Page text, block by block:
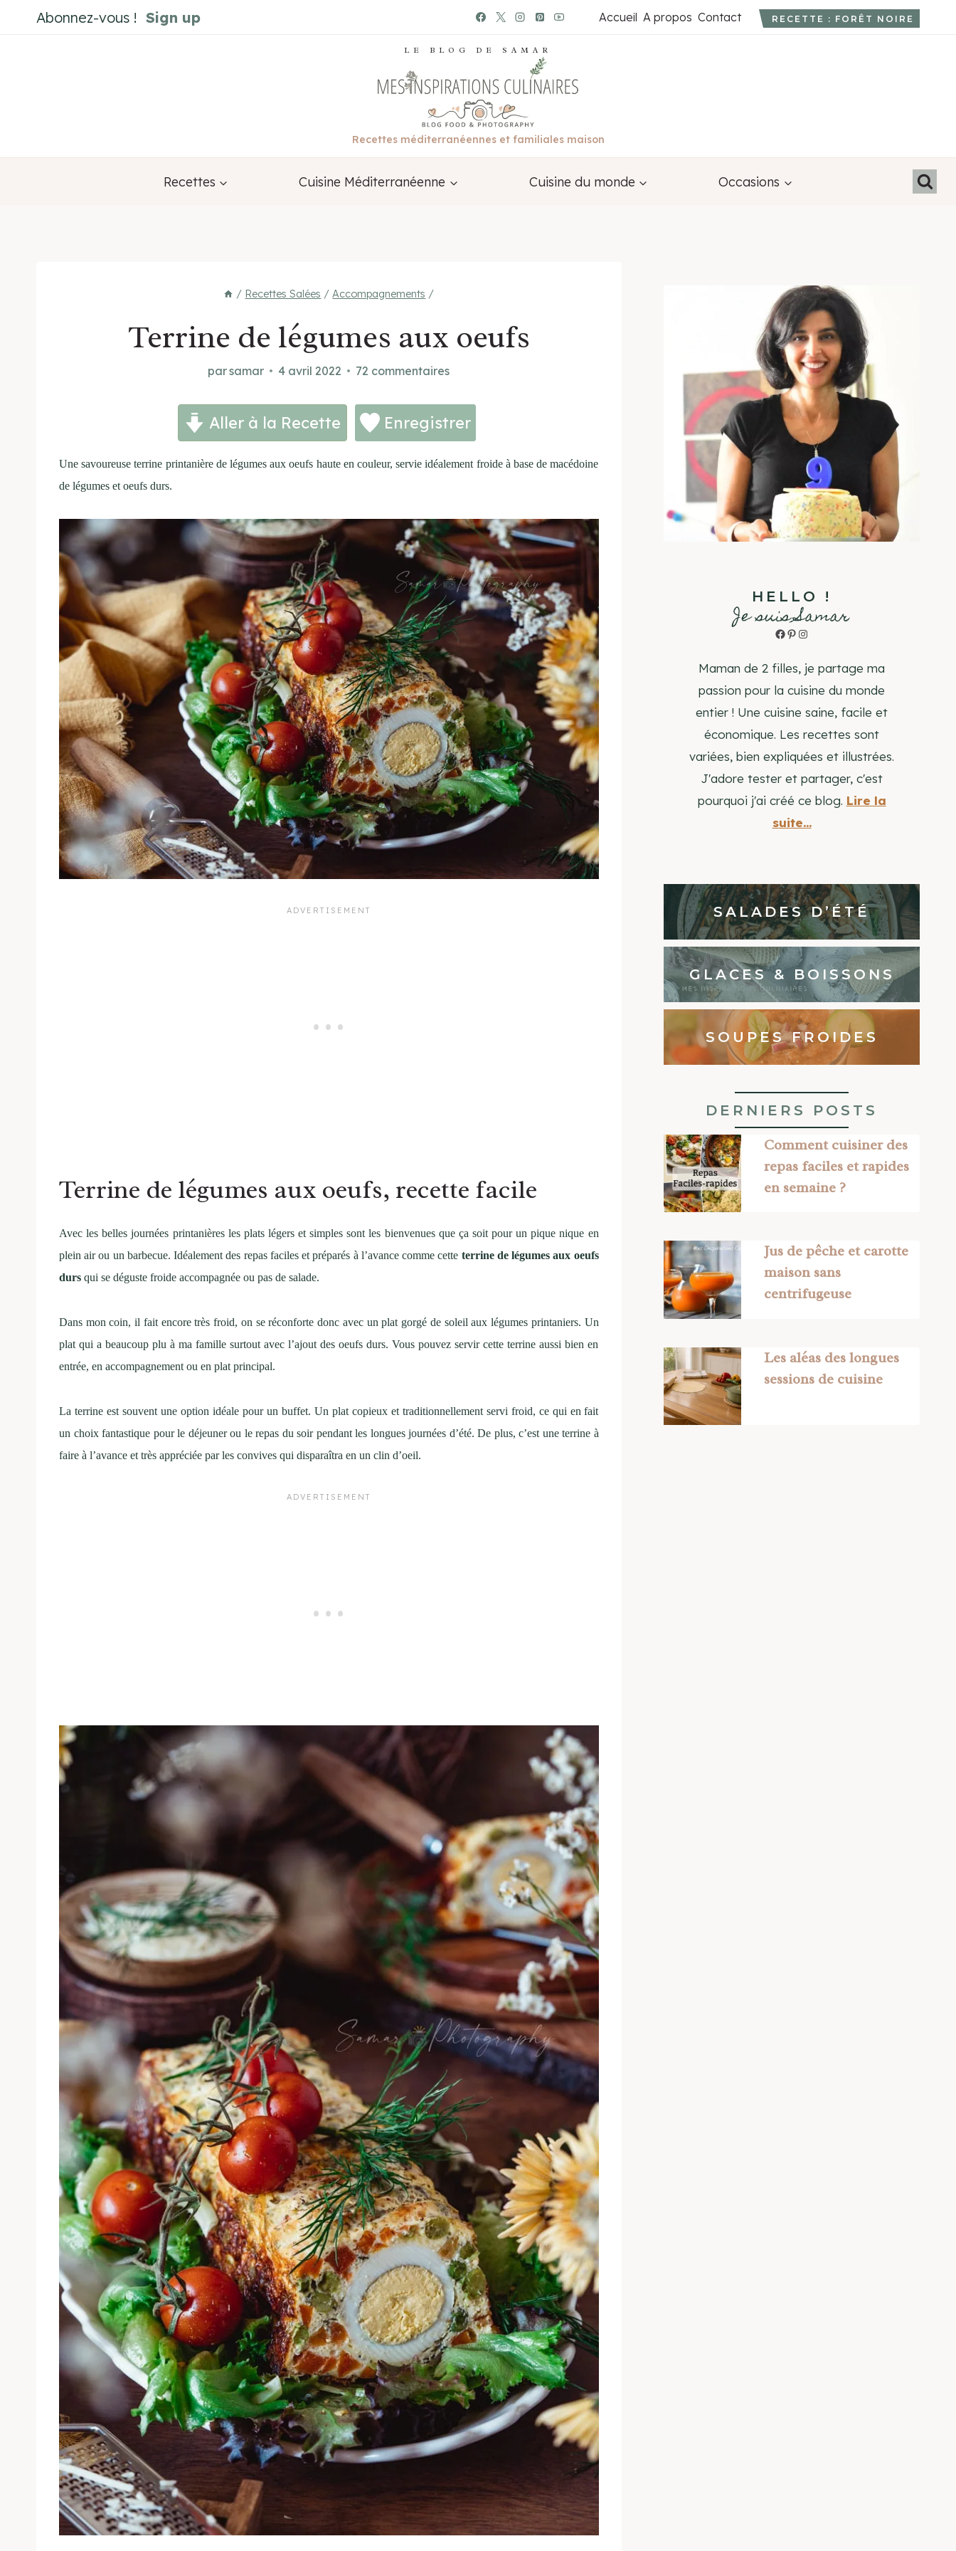
au
Abonnez-vous ! Sign up Accueil A propos Contact RECETTE : FORÊT NOIRE
LE BLOG DE SAMAR
Recettes méditerranéennes et familiales maison
Recettes Cuisine Méditerranéenne Cuisine du monde Occasions
/ Recettes Salées / Accompagnements /
Terrine de légumes aux oeufs
parsamar 4 avril 2022 72 commentaires
Aller à la Recette Enregistrer
Une savoureuse terrine printanière de légumes aux oeufs haute en couleur, servie idéalement froide à base de macédoine
de légumes et oeufs durs.
Terrine de légumes aux oeufs, recette facile
Avec les belles journées printanières les plats légers et simples sont les bienvenues que ça soit pour un pique nique en
plein air ou un barbecue. Idéalement des repas faciles et préparés à l’avance comme cette terrine de légumes aux oeufs
durs qui se déguste froide accompagnée ou pas de salade.
Dans mon coin, il fait encore très froid, on se réconforte donc avec un plat gorgé de soleil aux légumes printaniers. Un
plat qui a beaucoup plu à ma famille surtout avec l’ajout des oeufs durs. Vous pouvez servir cette terrine aussi bien en
entrée, en accompagnement ou en plat principal.
La terrine est souvent une option idéale pour un buffet. Un plat copieux et traditionnellement servi froid, ce qui en fait
un choix fantastique pour le déjeuner ou le repas du soir pendant les longues journées d’été. De plus, c’est une terrine à
faire à l’avance et très appréciée par les convives qui disparaîtra en un clin d’oeil.
HELLO !
Je suis Samar
Facebook
Pinterest
Instagram
Maman de 2 filles, je partage ma
passion pour la cuisine du monde
entier ! Une cuisine saine, facile et
économique. Les recettes sont
variées, bien expliquées et illustrées.
J'adore tester et partager, c'est
pourquoi j'ai créé ce blog. Lire la
suite...
SALADES D’ÉTÉ
GLACES & BOISSONS
SOUPES FROIDES
DERNIERS POSTS
Comment cuisiner des
repas faciles et rapides
en semaine ?
Jus de pêche et carotte
maison sans
centrifugeuse
Les aléas des longues
sessions de cuisine